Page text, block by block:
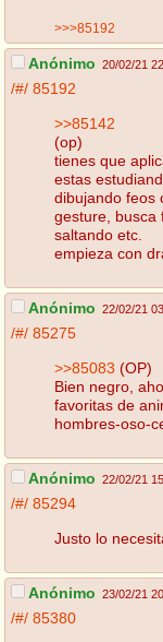
>>>85192
Anónimo 20/02/21
/#/ 85192
>>85142
(op)
tienes que
estas
dibujando feos
gesture, busca
saltando etc.
empieza con
Anónimo 22/02/21
/#/ 85275
>>85083 (OP)
Bien negro,
favoritas de
hombres-oso-
Anónimo 22/02/21
/#/ 85294
Justo lo
Anónimo 23/02/21
/#/ 85380